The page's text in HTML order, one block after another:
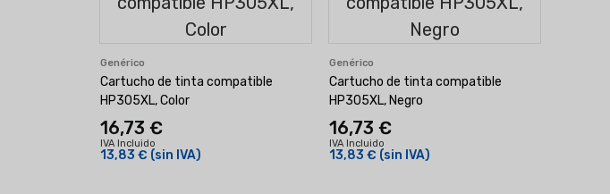
Genérico
Cartucho de tinta compatible
HP305XL, Color
16,73 €
IVA Incluido
13,83 € (sin IVA)
Genérico
Cartucho de tinta compatible
HP305XL, Negro
16,73 €
IVA Incluido
13,83 € (sin IVA)